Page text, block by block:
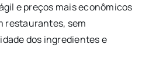
e preços mais econômicos
restaurantes, sem
dos ingredientes e